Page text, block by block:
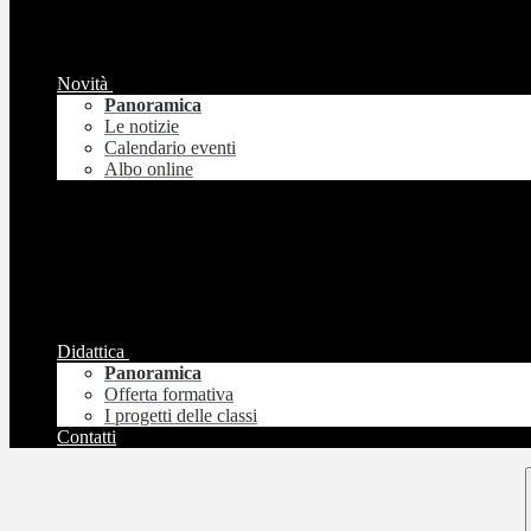
Novità
Panoramica
Le notizie
Calendario eventi
Albo online
Didattica
Panoramica
Offerta formativa
I progetti delle classi
Contatti